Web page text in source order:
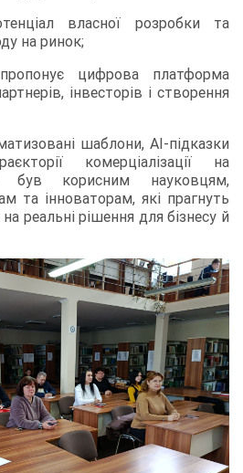
власної розробки та
на ринок;
цифрова платформа
інвесторів і створення
шаблони, AI-підказки
комерціалізації на
був корисним науковцям,
та інноваторам, які прагнуть
реальні рішення для бізнесу й